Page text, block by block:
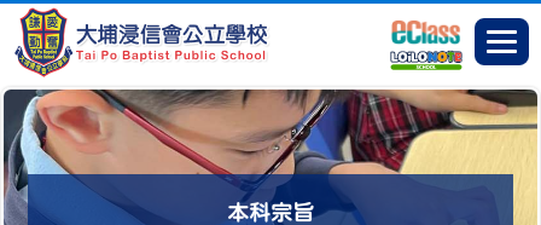
本科宗旨